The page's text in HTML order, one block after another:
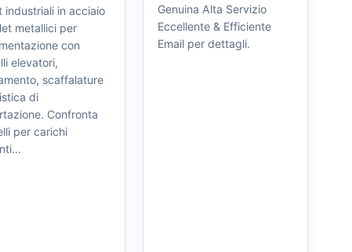
industriali in acciaio
metallici per
con
elevatori,
scaffalature
di
Confronta
per carichi
Genuina Alta Servizio
Eccellente & Efficiente
Email per dettagli.